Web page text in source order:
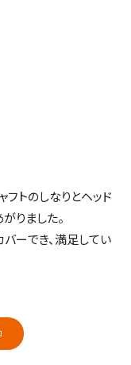
あえずです
あえずです
です。
フトのしなりとヘッド
りました。
ーでき、満足してい
の成功を期待しま